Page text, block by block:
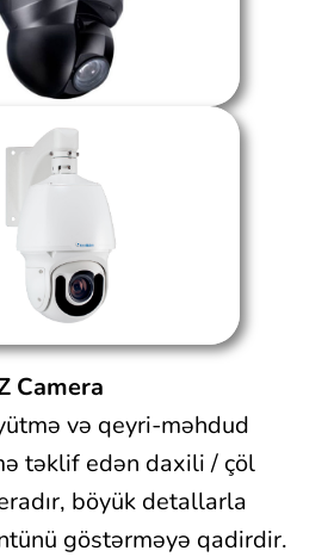
Camera
və qeyri-məhdud
təklif edən daxili / çöl
böyük detallarla
göstərməyə qadirdir.